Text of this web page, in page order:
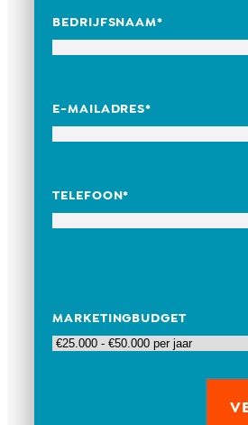
BEDRIJFSNAAM*
E-MAILADRES*
TELEFOON*
MARKETINGBUDGET